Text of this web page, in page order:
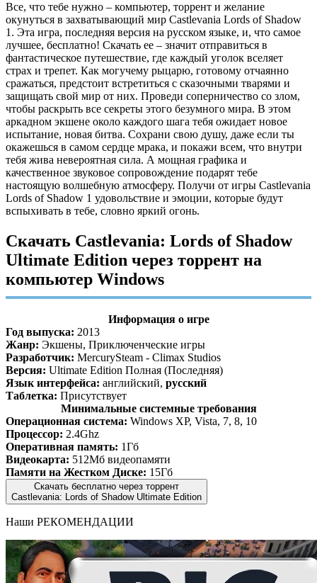
Все, что тебе нужно – компьютер, торрент и желание
окунуться в захватывающий мир Castlevania Lords of Shadow
1. Эта игра, последняя версия на русском языке, и, что самое
лучшее, бесплатно! Скачать ее – значит отправиться в
фантастическое путешествие, где каждый уголок вселяет
страх и трепет. Как могучему рыцарю, готовому отчаянно
сражаться, предстоит встретиться с сказочными тварями и
защищать свой мир от них. Проведи соперничество со злом,
чтобы раскрыть все секреты этого безумного мира. В этом
аркадном экшене около каждого шага тебя ожидает новое
испытание, новая битва. Сохрани свою душу, даже если ты
окажешься в самом сердце мрака, и покажи всем, что внутри
тебя жива невероятная сила. А мощная графика и
качественное звуковое сопровождение подарят тебе
настоящую волшебную атмосферу. Получи от игры Castlevania
Lords of Shadow 1 удовольствие и эмоции, которые будут
вспыхивать в тебе, словно яркий огонь.
Скачать Castlevania: Lords of Shadow
Ultimate Edition через торрент на
компьютер Windows
Информация о игре
Год выпуска: 2013
Жанр: Экшены, Приключенческие игры
Разработчик: MercurySteam - Climax Studios
Версия: Ultimate Edition Полная (Последняя)
Язык интерфейса: английский, русский
Таблетка: Присутствует
Минимальные системные требования
Операционная система: Windows XP, Vista, 7, 8, 10
Процессор: 2.4Ghz
Оперативная память: 1Гб
Видеокарта: 512Мб видеопамяти
Памяти на Жестком Диске: 15Гб
Скачать бесплатно через торрент
Castlevania: Lords of Shadow Ultimate Edition
Наши РЕКОМЕНДАЦИИ